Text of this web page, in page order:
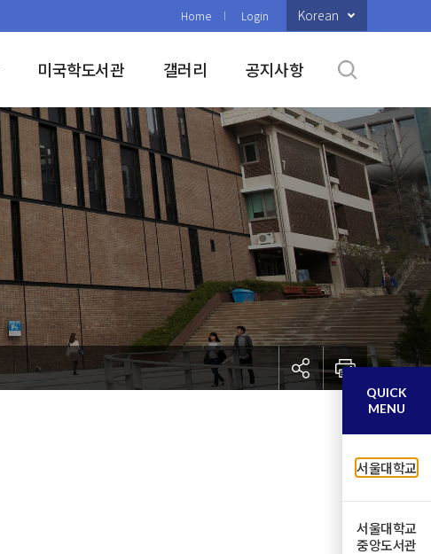
Home Login Korean
미국학도서관 갤러리 공지사항
QUICK
MENU
서울대학교
서울대학교
중앙도서관